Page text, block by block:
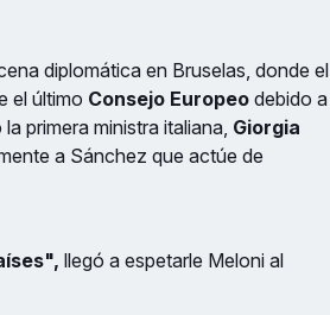
diplomática en Bruselas, donde el
el último Consejo Europeo debido a
primera ministra italiana, Giorgia
a Sánchez que actúe de
llegó a espetarle Meloni al